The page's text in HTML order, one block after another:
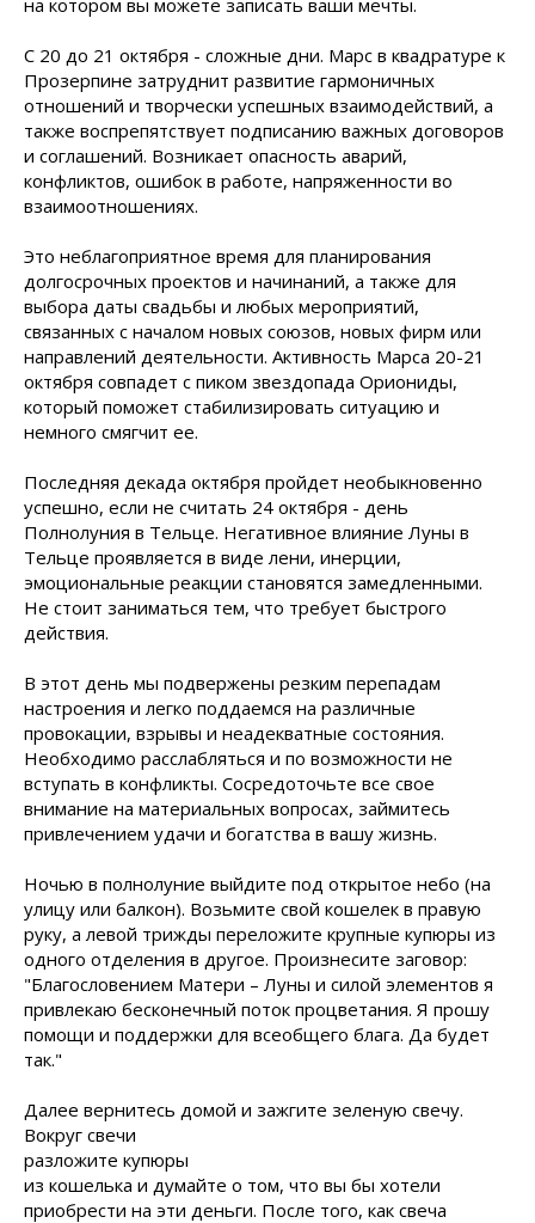
на котором вы можете записать ваши мечты.
С 20 до 21 октября - сложные дни. Марс в квадратуре к
Прозерпине затруднит развитие гармоничных
отношений и творчески успешных взаимодействий, а
также воспрепятствует подписанию важных договоров
и соглашений. Возникает опасность аварий,
конфликтов, ошибок в работе, напряженности во
взаимоотношениях.
Это неблагоприятное время для планирова­ния
долгосрочных проектов и начинаний, а также для
выбора даты свадьбы и любых мероприятий,
связанных с на­чалом новых союзов, новых фирм или
направлений деятельности. Активность Марса 20-21
октября совпадет с пиком звездопада Ориониды,
который поможет стабилизировать ситуацию и
немного смягчит ее.
Последняя декада октября пройдет необыкновенно
успешно, если не считать 24 октября - день
Полнолуния в Тельце. Негативное влияние Луны в
Тельце проявляется в виде лени, инерции,
эмоциональные реакции становятся замедленными.
Не стоит заниматься тем, что требует быстрого
действия.
В этот день мы подвержены резким перепадам
настроения и легко поддаемся на различные
провокации, взрывы и неадекватные состояния.
Необходимо расслабляться и по возможности не
вступать в конфликты. Сосредоточьте все свое
внимание на материальных вопросах, займитесь
привлечением удачи и богатства в вашу жизнь.
Ночью в полнолуние выйдите под открытое небо (на
улицу или балкон). Возьмите свой кошелек в правую
руку, а левой трижды переложите крупные купюры из
одного отделения в другое. Произнесите заговор:
"Благословением Матери – Луны и силой элементов я
привлекаю бесконечный поток процветания. Я прошу
помощи и поддержки для всеобщего блага. Да будет
так."
Далее вернитесь домой и зажгите зеленую свечу.
Вокруг свечи
разложите купюры
из кошелька и думайте о том, что вы бы хотели
приобрести на эти деньги. После того, как свеча